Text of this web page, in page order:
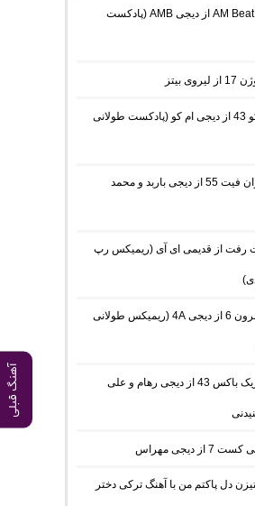
آهنگ قبلی
دانلود ریمیکس AM Beat 16 از دیجی AMB (پادکست
بیتز
دانلود ریمیکس امکو 43 از دیجی ام کو (پادکست طولانی
دانلود ریمیکس تهران فیت 55 از دیجی باربد و محمد
رفت از قدیمی ای آی (ریمیکس رپ
دانلود ریمیکس گمبرون 6 از دیجی 4A (ریمیکس طولانی
دانلود ریمیکس موزیک باکس 43 از دیجی رهام و علی
دیجی مهراس
دل پاکتم من با آهنگ ترکی دختر